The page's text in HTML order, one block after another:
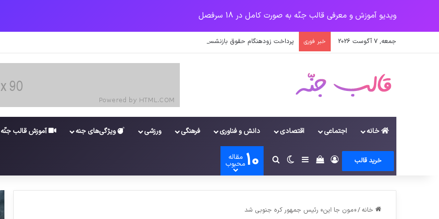
ویدیو آموزش و معرفی قالب جنّه به صورت کامل در 18 سرفصل
جمعه, 7 آگوست 2026 خبر فوری پرداخت زودهنگام حقوق بازنشستگان و مستمری بگیران تامین اجتماعی
خانه اجتماعی اقتصادی دانش و فناوری فرهنگی ورزشی ویژگی‌های جنه آموزش قالب جنّه
خرید قالب وروددیدن سبد خرید
سایدبارتغییر پوسته
جستجو برای
10 مقاله
محبوب
خانه /«مون جا اين» رئيس جمهور کره جنوبي شد